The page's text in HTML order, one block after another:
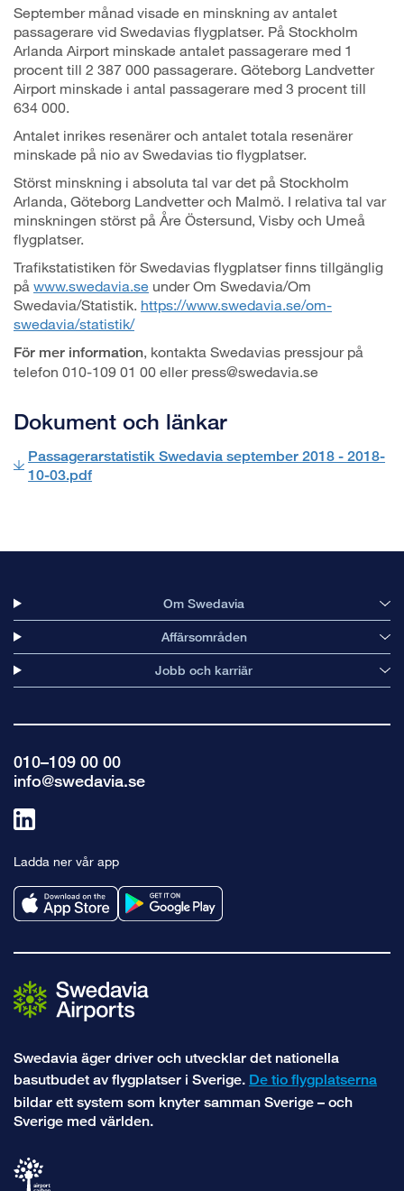
September månad visade en minskning av antalet
passagerare vid Swedavias flygplatser. På Stockholm
Arlanda Airport minskade antalet passagerare med 1
procent till 2 387 000 passagerare. Göteborg Landvetter
Airport minskade i antal passagerare med 3 procent till
634 000.
Antalet inrikes resenärer och antalet totala resenärer
minskade på nio av Swedavias tio flygplatser.
Störst minskning i absoluta tal var det på Stockholm
Arlanda, Göteborg Landvetter och Malmö. I relativa tal var
minskningen störst på Åre Östersund, Visby och Umeå
flygplatser.
Trafikstatistiken för Swedavias flygplatser finns tillgänglig
på www.swedavia.se under Om Swedavia/Om
Swedavia/Statistik. https://www.swedavia.se/om-
swedavia/statistik/
För mer information , kontakta Swedavias pressjour på
telefon 010-109 01 00 eller press@swedavia.se
Dokument och länkar
Passagerarstatistik Swedavia september 2018 - 2018-
10-03.pdf
Om Swedavia
Affärsområden
Jobb och karriär
010–109 00 00
info@swedavia.se
linkedin
Ladda ner vår app
Swedavia äger driver och utvecklar det nationella
basutbudet av flygplatser i Sverige. De tio flygplatserna
bildar ett system som knyter samman Sverige – och
Sverige med världen.